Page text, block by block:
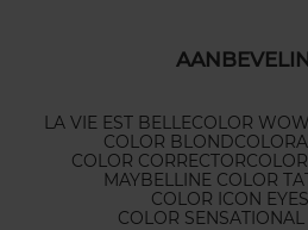
LA VIE EST BELLECOLOR WOW
COLOR BLOND
COLOR CORRECTOR
MAYBELLINE COLOR
COLOR ICON
COLOR